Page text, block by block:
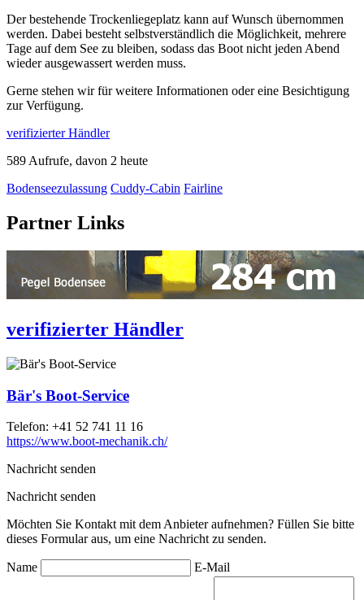
Der bestehende Trockenliegeplatz kann auf Wunsch übernommen
werden. Dabei besteht selbstverständlich die Möglichkeit, mehrere
Tage auf dem See zu bleiben, sodass das Boot nicht jeden Abend
wieder ausgewassert werden muss.
Gerne stehen wir für weitere Informationen oder eine Besichtigung
zur Verfügung.
verifizierter Händler
589 Aufrufe, davon 2 heute
Bodenseezulassung Cuddy-Cabin Fairline
Partner Links
verifizierter Händler
Bär's Boot-Service
Telefon: +41 52 741 11 16
https://www.boot-mechanik.ch/
Nachricht senden
Nachricht senden
Möchten Sie Kontakt mit dem Anbieter aufnehmen? Füllen Sie bitte
dieses Formular aus, um eine Nachricht zu senden.
Name E-Mail